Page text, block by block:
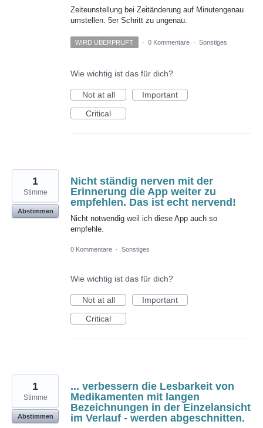
Zeiteunstellung bei Zeitänderung auf Minutengenau
umstellen. 5er Schritt zu ungenau.
WIRD ÜBERPRÜFT · 0 Kommentare · Sonstiges
Wie wichtig ist das für dich?
Not at all
Important
Critical
Nicht ständig nerven mit der
Erinnerung die App weiter zu
empfehlen. Das ist echt nervend!
Nicht notwendig weil ich diese App auch so
empfehle.
1
Stimme
Abstimmen
0 Kommentare · Sonstiges
Wie wichtig ist das für dich?
Not at all
Important
Critical
... verbessern die Lesbarkeit von
Medikamenten mit langen
Bezeichnungen in der Einzelansicht
im Verlauf - werden abgeschnitten.
1
Stimme
Abstimmen